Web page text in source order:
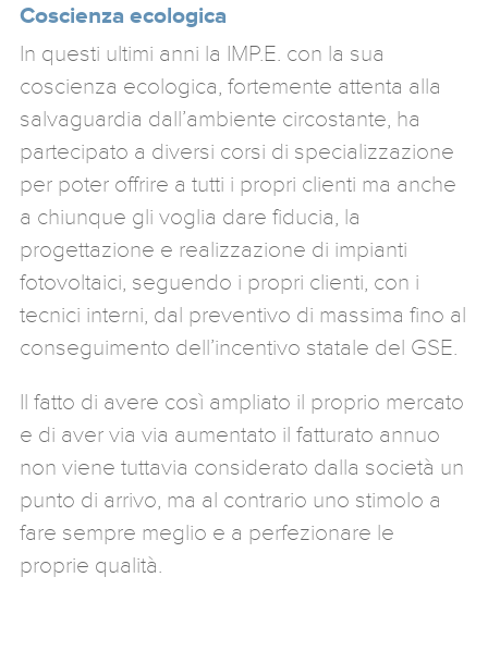
Coscienza ecologica
In questi ultimi anni la IMP.E. con la sua
coscienza ecologica, fortemente attenta alla
salvaguardia dall’ambiente circostante, ha
partecipato a diversi corsi di specializzazione
per poter offrire a tutti i propri clienti ma anche
a chiunque gli voglia dare fiducia, la
progettazione e realizzazione di impianti
fotovoltaici, seguendo i propri clienti, con i
tecnici interni, dal preventivo di massima fino al
conseguimento dell’incentivo statale del GSE.
Il fatto di avere così ampliato il proprio mercato
e di aver via via aumentato il fatturato annuo
non viene tuttavia considerato dalla società un
punto di arrivo, ma al contrario uno stimolo a
fare sempre meglio e a perfezionare le
proprie qualità.